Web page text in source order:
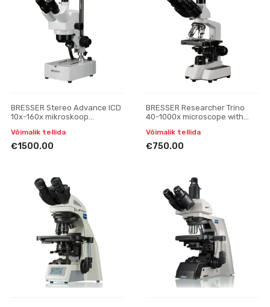
BRESSER Stereo Advance ICD
10x-160x mikroskoop
Võimalik tellida
€1500.00
BRESSER Researcher Trino
40-1000x microscope with
Võimalik tellida
€750.00